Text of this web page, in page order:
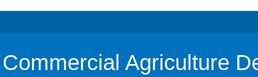
Agriculture